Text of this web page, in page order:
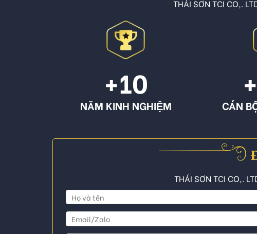
THÁI SƠN TCI CO,.
+10
NĂM KINH NGHIỆM CÁN
THÁI SƠN TCI CO,.